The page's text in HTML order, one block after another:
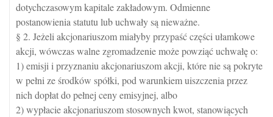
dotychczasowym kapitale zakładowym. Odmienne
postanowienia statutu lub uchwały są nieważne.
§ 2. Jeżeli akcjonariuszom miałyby przypaść części ułamkowe
akcji, wówczas walne zgromadzenie może powziąć uchwałę o:
1) emisji i przyznaniu akcjonariuszom akcji, które nie są pokryte
w pełni ze środków spółki, pod warunkiem uiszczenia przez
nich dopłat do pełnej ceny emisyjnej, albo
2) wypłacie akcjonariuszom stosownych kwot, stanowiących